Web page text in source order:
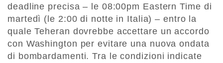
deadline precisa – le 08:00pm Eastern Time di
martedì (le 2:00 di notte in Italia) – entro la
quale Teheran dovrebbe accettare un accordo
con Washington per evitare una nuova ondata
di bombardamenti. Tra le condizioni indicate